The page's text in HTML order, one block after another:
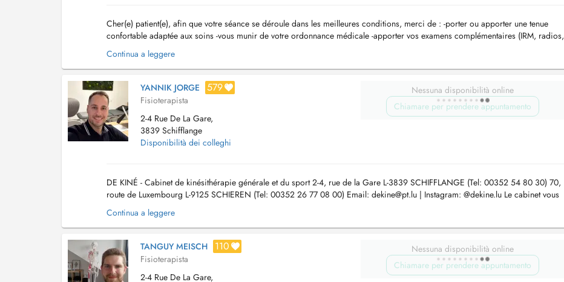
Cher(e) patient(e), afin que votre séance se déroule dans les meilleures conditions, merci de : -porter ou apporter une tenue
confortable adaptée aux soins -vous munir de votre ordonnance médicale -apporter vos examens complémentaires (IRM, radios,
etc.), le cas échéant En cas d'empêchement...
Continua a leggere
YANNIK JORGE 579
Fisioterapista
2-4 Rue De La Gare,
3839 Schifflange
Disponibilità dei colleghi
Nessuna disponibilità online
Chiamare per prendere appuntamento
DE KINÉ - Cabinet de kinésithérapie générale et du sport 2-4, rue de la Gare L-3839 SCHIFFLANGE (Tel: 00352 54 80 30) 70,
route de Luxembourg L-9125 SCHIEREN (Tel: 00352 26 77 08 00) Email: dekine@pt.lu | Instagram: @dekine.lu Le cabinet vous
accueille sur RENDEZ-VOUS au cabinet et à domic...
Continua a leggere
TANGUY MEISCH 110
Fisioterapista
2-4 Rue De La Gare,
Nessuna disponibilità online
Chiamare per prendere appuntamento